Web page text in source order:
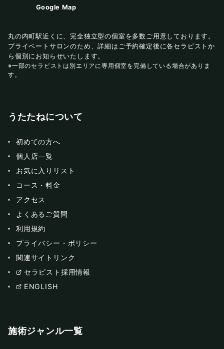
Google Map
丸の内町駅近くに、完全独立型の個室を多数ご用意しております。
プライベートサロンのため、詳細はご予約確定後に各セラピストか
ら個別にお知らせいたします。
※一部のセラピストは別エリアに専用個室を完備している場合がありま
す。
うたたねについて
初めての方へ
個人店一覧
お気に入りリスト
コース・料金
アクセス
よくあるご質問
利用規約
プライバシー・ポリシー
関連サイトリンク
セラピスト採用情報
ENGLISH
施術ジャンル一覧